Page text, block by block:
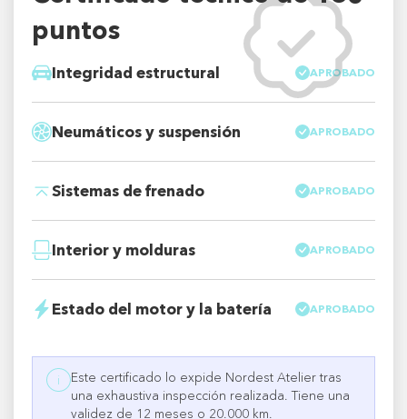
puntos
Integridad estructural APROBADO
Neumáticos y suspensión APROBADO
Sistemas de frenado APROBADO
Interior y molduras APROBADO
Estado del motor y la batería APROBADO
i
Este certificado lo expide Nordest Atelier tras
una exhaustiva inspección realizada. Tiene una
validez de 12 meses o 20.000 km.